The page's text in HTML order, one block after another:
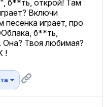
б**ть, открой! Там
Включи
играет, про
б**ть,
Твоя любимая?
!